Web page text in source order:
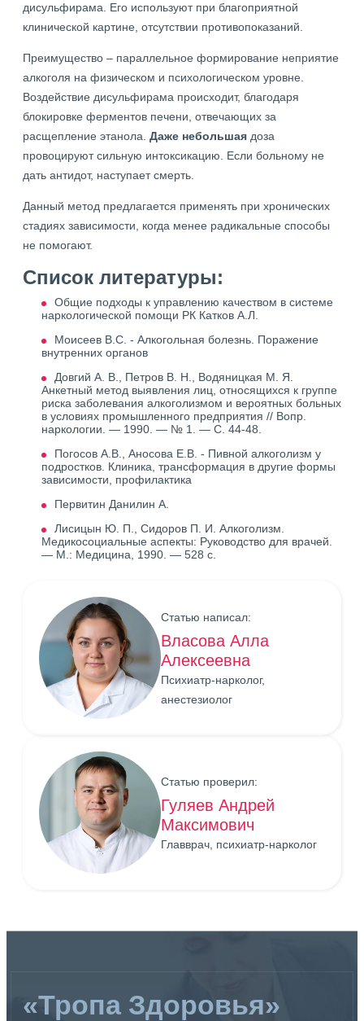
дисульфирама. Его используют при благоприятной
клинической картине, отсутствии противопоказаний.
Преимущество – параллельное формирование неприятие
алкоголя на физическом и психологическом уровне.
Воздействие дисульфирама происходит, благодаря
блокировке ферментов печени, отвечающих за
расщепление этанола. Даже небольшая доза
провоцируют сильную интоксикацию. Если больному не
дать антидот, наступает смерть.
Данный метод предлагается применять при хронических
стадиях зависимости, когда менее радикальные способы
не помогают.
Список литературы:
Общие подходы к управлению качеством в системе
наркологической помощи РК Катков А.Л.
Моисеев В.С. - Алкогольная болезнь. Поражение
внутренних органов
Довгий А. В., Петров В. Н., Водяницкая М. Я.
Анкетный метод выявления лиц, относящихся к группе
риска заболевания алкоголизмом и вероятных больных
в условиях промышленного предприятия // Вопр.
наркологии. — 1990. — № 1. — С. 44-48.
Погосов А.В., Аносова Е.В. - Пивной алкоголизм у
подростков. Клиника, трансформация в другие формы
зависимости, профилактика
Первитин Данилин А.
Лисицын Ю. П., Сидоров П. И. Алкоголизм.
Медикосоциальные аспекты: Руководство для врачей.
— М.: Медицина, 1990. — 528 с.
Статью написал:
Власова Алла
Алексеевна
Психиатр-нарколог,
анестезиолог
Статью проверил:
Гуляев Андрей
Максимович
Главврач, психиатр-нарколог
«Тропа Здоровья»